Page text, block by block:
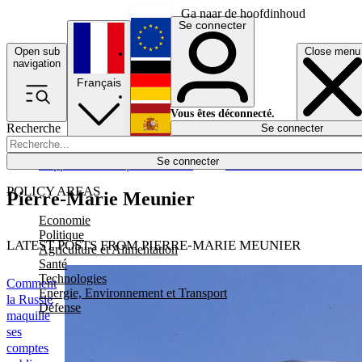
Ga naar de hoofdinhoud
Open sub
navigation
Close menu
Recherche
Se connecter
POLICY AREAS
Economie
Politique
Agriculture et Alimentation
Santé
Technologies
Energie, Environnement et Transport
Défense
Économie
Français
English
Deutsch
Español
Se connecter
Vous êtes déconnecté.
Se connecter
Pierre-Marie Meunier
LATEST POSTS FROM PIERRE-MARIE MEUNIER
Comment
la Russie
maquille
ses
comptes